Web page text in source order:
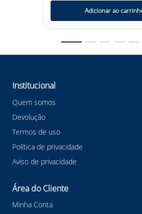
cinturão é uma escolha confiável
precisam enfrentar desafios em
confiança. #CinturaoParaquedista
#EquipamentoCertificado
Adicionar ao
Institucional
Quem somos
Devolução
Termos de uso
Política de privacidade
Aviso de privacidade
Área do Cliente
Minha Conta